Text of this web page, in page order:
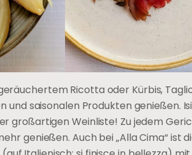
Ricotta oder Kürbis,
und saisonalen Produkten genießen.
großartigen Weinliste! Zu jedem
genießen. Auch bei „Alla Cima“ ist